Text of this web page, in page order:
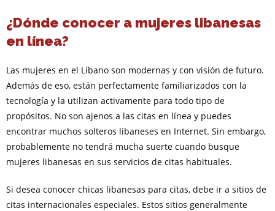
¿Dónde conocer a mujeres libanesas
en línea?
Las mujeres en el Líbano son modernas y con visión de futuro.
Además de eso, están perfectamente familiarizados con la
tecnología y la utilizan activamente para todo tipo de
propósitos. No son ajenos a las citas en línea y puedes
encontrar muchos solteros libaneses en Internet. Sin embargo,
probablemente no tendrá mucha suerte cuando busque
mujeres libanesas en sus servicios de citas habituales.
Si desea conocer chicas libanesas para citas, debe ir a sitios de
citas internacionales especiales. Estos sitios generalmente